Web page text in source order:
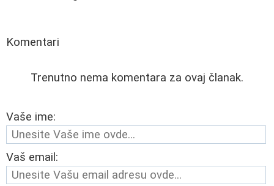
Komentari
Trenutno nema komentara za ovaj članak.
Vaše ime:
Vaš email: